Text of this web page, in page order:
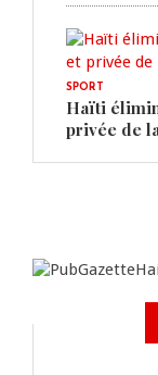
SPORT
Haïti
privée de